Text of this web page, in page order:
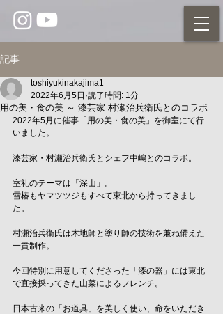
記事
用の美・食の美 ～ 漆芸家 村瀬治兵衛氏とのコラボ
toshiyukinakajima1
2022年6月5日 読了時間: 1分
2022年5月に催事「用の美・食の美」を御室にて行
いました。
漆芸家・村瀬治兵衛氏とシェフ中嶋とのコラボ。
室礼のテーマは「深山」。
雪椿もヤマツツジもすべて東北から持ってきまし
た。
村瀬治兵衛氏は木地師と塗り師の技術を兼ね備えた
一貫制作。
今回特別に用意してくださった「漆の器」には東北
で直接採ってきた山菜によるフレンチ。
日本古来の「お道具」を美しく使い、命をいただき